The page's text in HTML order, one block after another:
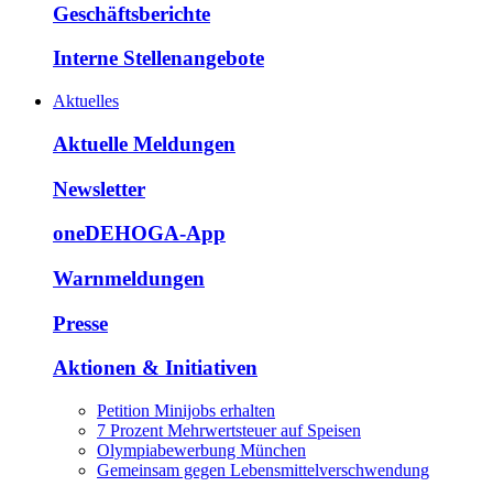
Geschäftsberichte
Interne Stellenangebote
Aktuelles
Aktuelle Meldungen
Newsletter
oneDEHOGA-App
Warnmeldungen
Presse
Aktionen & Initiativen
Petition Minijobs erhalten
7 Prozent Mehrwertsteuer auf Speisen
Olympiabewerbung München
Gemeinsam gegen Lebensmittelverschwendung